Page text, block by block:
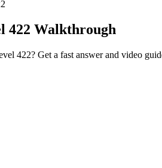
422 Walkthrough
422? Get a fast answer and video